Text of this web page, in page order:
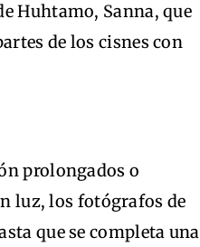
Huhtamo, Sanna, que
de los cisnes con
prolongados o
luz, los fotógrafos de
que se completa una